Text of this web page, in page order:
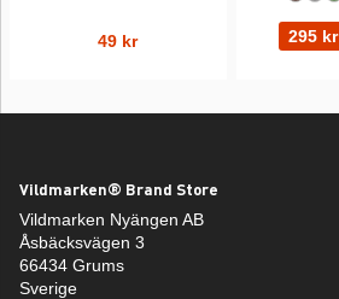
49 kr 295 kr
Vildmarken® Brand Store
Vildmarken Nyängen AB
Åsbäcksvägen 3
66434 Grums
Sverige